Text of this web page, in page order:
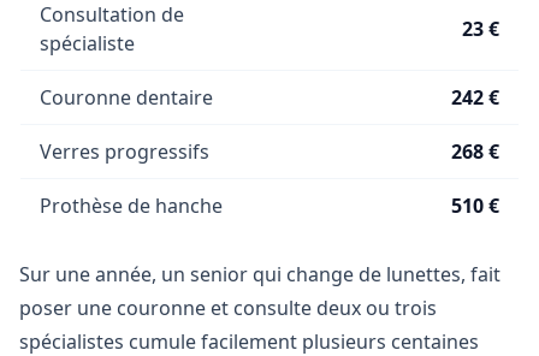
Consultation de
spécialiste
23 €
Couronne dentaire 242 €
Verres progressifs 268 €
Prothèse de hanche 510 €
Sur une année, un senior qui change de lunettes, fait
poser une couronne et consulte deux ou trois
spécialistes cumule facilement plusieurs centaines